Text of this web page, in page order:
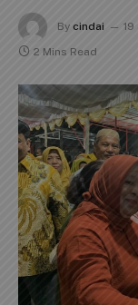
By cindai
2 Mins Read